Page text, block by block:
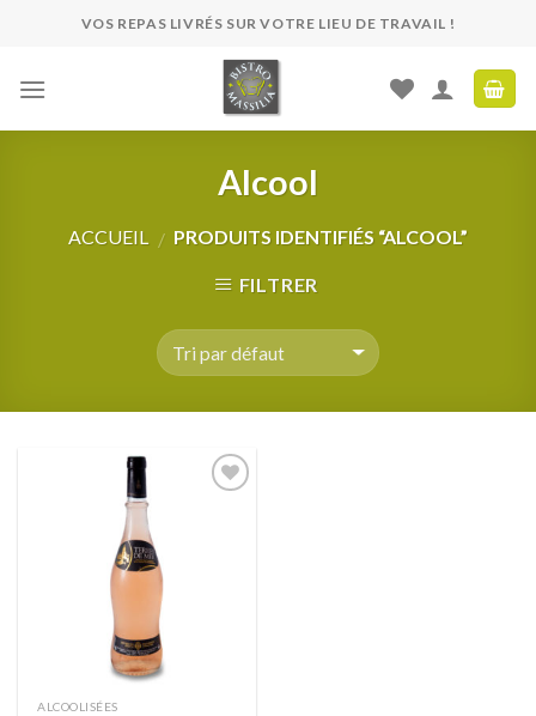
VOS REPAS LIVRÉS SUR VOTRE LIEU DE TRAVAIL !
Alcool
ACCUEIL / PRODUITS IDENTIFIÉS “ALCOOL”
FILTRER
ALCOOLISÉES